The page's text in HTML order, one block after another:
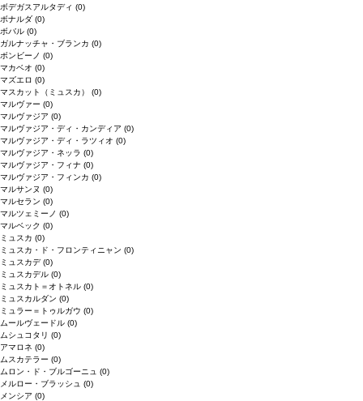
ボデガスアルタディ (0)
ボナルダ (0)
ボバル (0)
ガルナッチャ・ブランカ (0)
ボンビーノ (0)
マカベオ (0)
マズエロ (0)
マスカット（ミュスカ） (0)
マルヴァー (0)
マルヴァジア (0)
マルヴァジア・ディ・カンディア (0)
マルヴァジア・ディ・ラツィオ (0)
マルヴァジア・ネッラ (0)
マルヴァジア・フィナ (0)
マルヴァジア・フィンカ (0)
マルサンヌ (0)
マルセラン (0)
マルツェミーノ (0)
マルベック (0)
ミュスカ (0)
ミュスカ・ド・フロンティニャン (0)
ミュスカデ(0)
ミュスカデル (0)
ミュスカト＝オトネル (0)
ミュスカルダン (0)
ミュラー＝トゥルガウ (0)
ムールヴェードル (0)
ムシュコタリ (0)
アマロネ (0)
ムスカテラー (0)
ムロン・ド・ブルゴーニュ (0)
メルロー・ブラッシュ (0)
メンシア (0)